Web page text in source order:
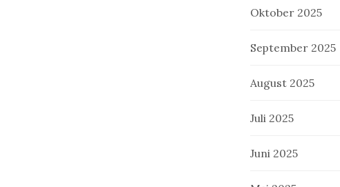
Oktober 2025
September 2025
August 2025
Juli 2025
Juni 2025